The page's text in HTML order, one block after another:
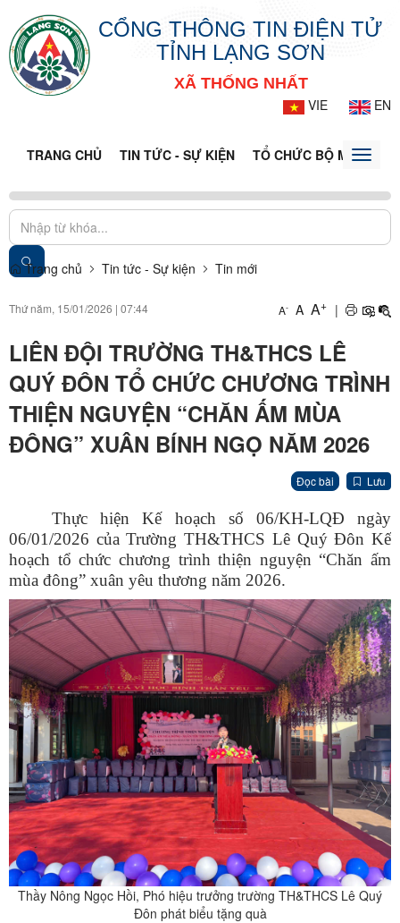
CỔNG THÔNG TIN ĐIỆN TỬ
TỈNH LẠNG SƠN
XÃ THỐNG NHẤT
VIE
EN
TRANG CHỦ TIN TỨC - SỰ KIỆN TỔ CHỨC BỘ MÁYToggle
Trang chủ Tin tức - Sự kiện Tin mới
Thứ năm, 15/01/2026 | 07:44 A- A A+ |
LIÊN ĐỘI TRƯỜNG TH&THCS LÊ
QUÝ ĐÔN TỔ CHỨC CHƯƠNG TRÌNH
THIỆN NGUYỆN “CHĂN ẤM MÙA
ĐÔNG” XUÂN BÍNH NGỌ NĂM 2026
Đọc bài Lưu
Thực hiện Kế hoạch số 06/KH-LQĐ ngày
06/01/2026 của Trường TH&THCS Lê Quý Đôn Kế
hoạch tổ chức chương trình thiện nguyện “Chăn ấm
mùa đông” xuân yêu thương năm 2026.
Thầy Nông Ngọc Hồi, Phó hiệu trưởng trường TH&THCS Lê Quý
Đôn phát biểu tặng quà